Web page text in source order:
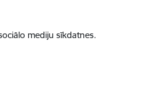
mediju sīkdatnes.